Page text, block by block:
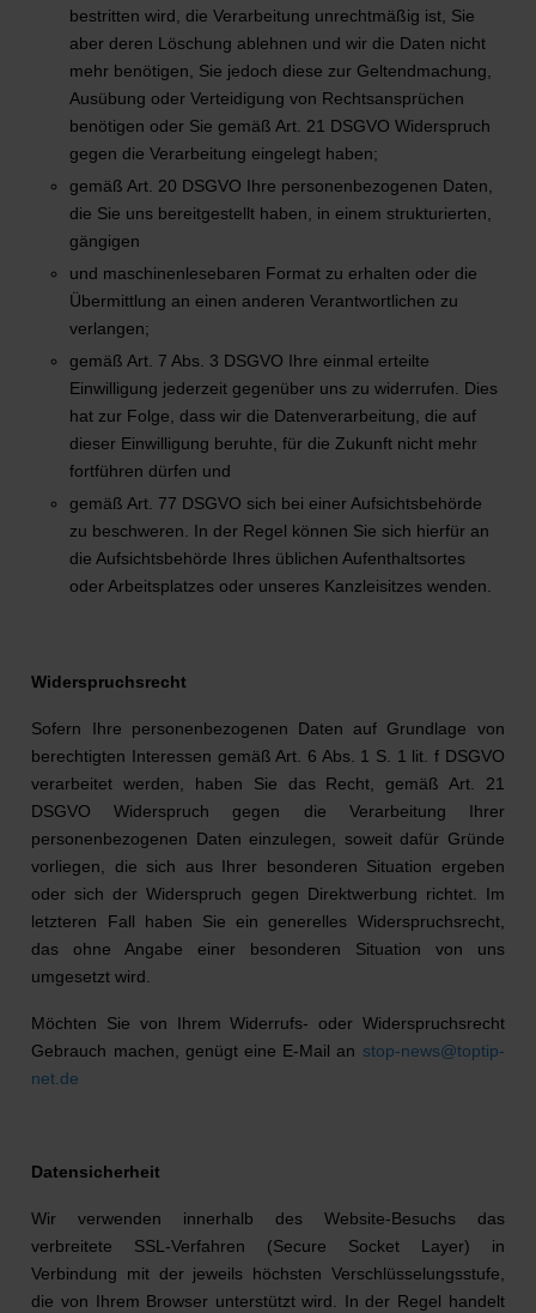
bestritten wird, die Verarbeitung unrechtmäßig ist, Sie
aber deren Löschung ablehnen und wir die Daten nicht
mehr benötigen, Sie jedoch diese zur Geltendmachung,
Ausübung oder Verteidigung von Rechtsansprüchen
benötigen oder Sie gemäß Art. 21 DSGVO Widerspruch
gegen die Verarbeitung eingelegt haben;
gemäß Art. 20 DSGVO Ihre personenbezogenen Daten,
die Sie uns bereitgestellt haben, in einem strukturierten,
gängigen
und maschinenlesebaren Format zu erhalten oder die
Übermittlung an einen anderen Verantwortlichen zu
verlangen;
gemäß Art. 7 Abs. 3 DSGVO Ihre einmal erteilte
Einwilligung jederzeit gegenüber uns zu widerrufen. Dies
hat zur Folge, dass wir die Datenverarbeitung, die auf
dieser Einwilligung beruhte, für die Zukunft nicht mehr
fortführen dürfen und
gemäß Art. 77 DSGVO sich bei einer Aufsichtsbehörde
zu beschweren. In der Regel können Sie sich hierfür an
die Aufsichtsbehörde Ihres üblichen Aufenthaltsortes
oder Arbeitsplatzes oder unseres Kanzleisitzes wenden.
Widerspruchsrecht
Sofern Ihre personenbezogenen Daten auf Grundlage von
berechtigten Interessen gemäß Art. 6 Abs. 1 S. 1 lit. f DSGVO
verarbeitet werden, haben Sie das Recht, gemäß Art. 21
DSGVO Widerspruch gegen die Verarbeitung Ihrer
personenbezogenen Daten einzulegen, soweit dafür Gründe
vorliegen, die sich aus Ihrer besonderen Situation ergeben
oder sich der Widerspruch gegen Direktwerbung richtet. Im
letzteren Fall haben Sie ein generelles Widerspruchsrecht,
das ohne Angabe einer besonderen Situation von uns
umgesetzt wird.
Möchten Sie von Ihrem Widerrufs- oder Widerspruchsrecht
Gebrauch machen, genügt eine E-Mail an stop-news@toptip-
net.de
Datensicherheit
Wir verwenden innerhalb des Website-Besuchs das
verbreitete SSL-Verfahren (Secure Socket Layer) in
Verbindung mit der jeweils höchsten Verschlüsselungsstufe,
die von Ihrem Browser unterstützt wird. In der Regel handelt